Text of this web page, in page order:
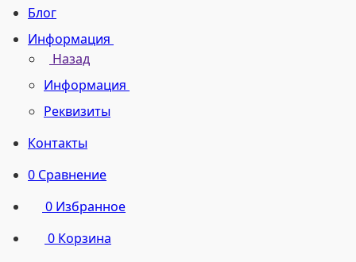
Блог
Информация
Назад
Информация
Реквизиты
Контакты
0 Сравнение
0 Избранное
0 Корзина